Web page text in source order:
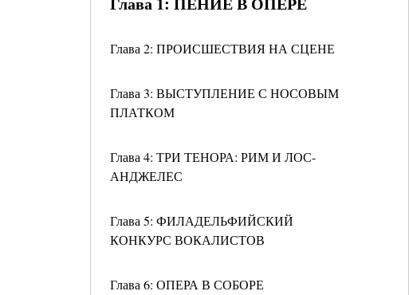
Глава 2: ПРОИСШЕСТВИЯ НА СЦЕНЕ
Глава 3: ВЫСТУПЛЕНИЕ С НОСОВЫМ
ПЛАТКОМ
Глава 4: ТРИ ТЕНОРА: РИМ И ЛОС-
АНДЖЕЛЕС
Глава 5: ФИЛАДЕЛЬФИЙСКИЙ
КОНКУРС ВОКАЛИСТОВ
Глава 6: ОПЕРА В СОБОРЕ